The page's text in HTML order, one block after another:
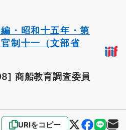
・昭和十五年・第
制十一（文部省
商船教育調査委員
URIをコピー